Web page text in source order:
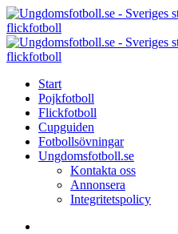
Menu
Search
Menu
Start
Pojkfotboll
Flickfotboll
Cupguiden
Fotbollsövningar
Ungdomsfotboll.se
Kontakta oss
Annonsera
Integritetspolicy